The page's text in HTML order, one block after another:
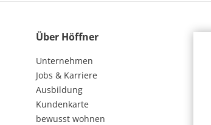
Über Höffner
Unternehmen
Jobs & Karriere
Ausbildung
Kundenkarte
bewusst wohnen